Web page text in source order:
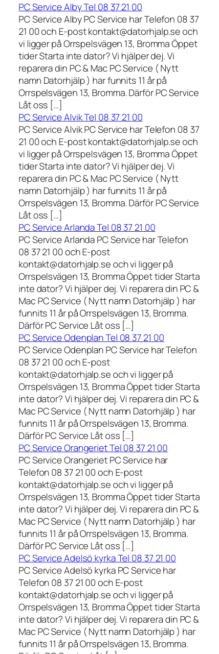
PC Service Alby Tel 08 37 21 00
PC Service Alby PC Service har Telefon 08 37
21 00 och E-post kontakt@datorhjalp.se och
vi ligger på Orrspelsvägen 13, Bromma Öppet
tider Starta inte dator? Vi hjälper dej. Vi
reparera din PC & Mac PC Service ( Nytt
namn Datorhjälp ) har funnits 11 år på
Orrspelsvägen 13, Bromma. Därför PC Service
Låt oss […]
PC Service Alvik Tel 08 37 21 00
PC Service Alvik PC Service har Telefon 08 37
21 00 och E-post kontakt@datorhjalp.se och
vi ligger på Orrspelsvägen 13, Bromma Öppet
tider Starta inte dator? Vi hjälper dej. Vi
reparera din PC & Mac PC Service ( Nytt
namn Datorhjälp ) har funnits 11 år på
Orrspelsvägen 13, Bromma. Därför PC Service
Låt oss […]
PC Service Arlanda Tel 08 37 21 00
PC Service Arlanda PC Service har Telefon
08 37 21 00 och E-post
kontakt@datorhjalp.se och vi ligger på
Orrspelsvägen 13, Bromma Öppet tider Starta
inte dator? Vi hjälper dej. Vi reparera din PC &
Mac PC Service ( Nytt namn Datorhjälp ) har
funnits 11 år på Orrspelsvägen 13, Bromma.
Därför PC Service Låt oss […]
PC Service Odenplan Tel 08 37 21 00
PC Service Odenplan PC Service har Telefon
08 37 21 00 och E-post
kontakt@datorhjalp.se och vi ligger på
Orrspelsvägen 13, Bromma Öppet tider Starta
inte dator? Vi hjälper dej. Vi reparera din PC &
Mac PC Service ( Nytt namn Datorhjälp ) har
funnits 11 år på Orrspelsvägen 13, Bromma.
Därför PC Service Låt oss […]
PC Service Orangeriet Tel 08 37 21 00
PC Service Orangeriet PC Service har
Telefon 08 37 21 00 och E-post
kontakt@datorhjalp.se och vi ligger på
Orrspelsvägen 13, Bromma Öppet tider Starta
inte dator? Vi hjälper dej. Vi reparera din PC &
Mac PC Service ( Nytt namn Datorhjälp ) har
funnits 11 år på Orrspelsvägen 13, Bromma.
Därför PC Service Låt oss […]
PC Service Adelsö kyrka Tel 08 37 21 00
PC Service Adelsö kyrka PC Service har
Telefon 08 37 21 00 och E-post
kontakt@datorhjalp.se och vi ligger på
Orrspelsvägen 13, Bromma Öppet tider Starta
inte dator? Vi hjälper dej. Vi reparera din PC &
Mac PC Service ( Nytt namn Datorhjälp ) har
funnits 11 år på Orrspelsvägen 13, Bromma.